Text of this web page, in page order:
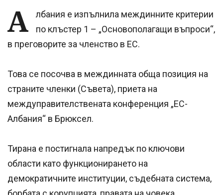
А
лбания е изпълнила междинните критерии
по клъстер 1 – „Основополагащи въпроси“,
в преговорите за членство в ЕС.
Това се посочва в междинната обща позиция на
страните членки (Съвета), приета на
междуправителствената конференция „ЕС-
Албания“ в Брюксел.
Тирана е постигнала напредък по ключови
области като функционирането на
демократичните институции, съдебната система,